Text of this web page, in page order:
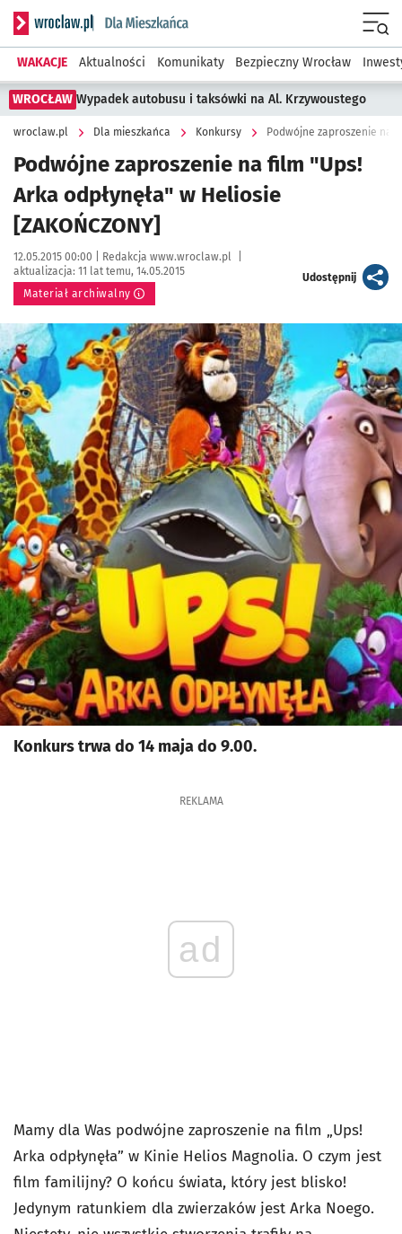
Serwis informacyjny wroclaw.pl podserwis: Dla mieszkańca
WAKACJE Aktualności Komunikaty Bezpieczny Wrocław
WROCŁAW Wypadek autobusu i taksówki na Al. Krzywoustego
wroclaw.pl Dla mieszkańca Konkursy Podwójne zaproszenie na
Podwójne zaproszenie na film "Ups!
Arka odpłynęła" w Heliosie
[ZAKOŃCZONY]
Data publikacji:
12.05.2015 00:00 | Autor:
Redakcja www.wroclaw.pl
aktualizacja: 11 lat temu, 14.05.2015
Materiał archiwalny
Udostępnijartykuł
Kliknij, aby powiększyć
Konkurs trwa do 14 maja do 9.00.
REKLAMA
ad
Mamy dla Was podwójne zaproszenie na film „Ups!
Arka odpłynęła” w Kinie Helios Magnolia. O czym jest
film familijny? O końcu świata, który jest blisko!
Jedynym ratunkiem dla zwierzaków jest Arka Noego.